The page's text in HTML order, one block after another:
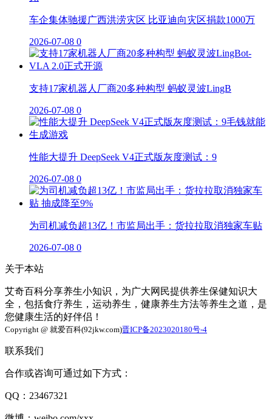
车企集体驰援广西洪涝灾区 比亚迪向灾区捐款1000万
2026-07-08 0
支持17家机器人厂商20多种构型 蚂蚁灵波LingB
2026-07-08 0
性能大提升 DeepSeek V4正式版灰度测试：9
2026-07-08 0
为司机减负超13亿！市监局出手：货拉拉取消独家车贴
2026-07-08 0
关于本站
艾奇百科分享养生小知识，为广大网民提供养生保健知识大
全，包括食疗养生，运动养生，健康养生方法等养生之道，是
您健康生活的好伴侣！
Copyright @ 就爱百科(92jkw.com)晋ICP备2023020180号-4
联系我们
合作或咨询可通过如下方式：
QQ：23467321